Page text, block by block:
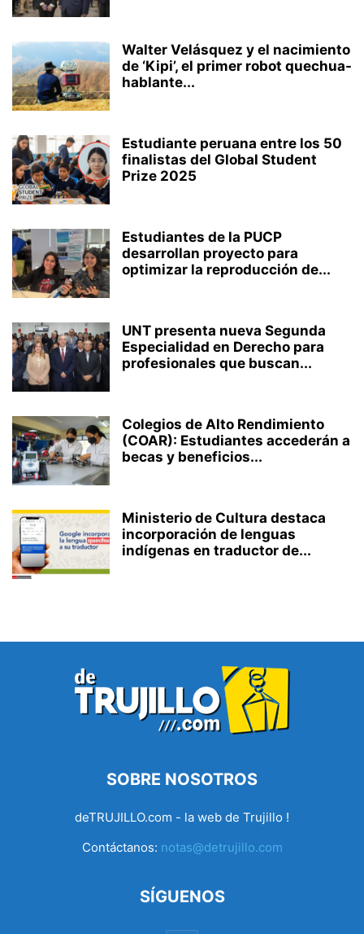
Walter Velásquez y el nacimiento
de ‘Kipi’, el primer robot quechua-
hablante...
Estudiante peruana entre los 50
finalistas del Global Student
Prize 2025
Estudiantes de la PUCP
desarrollan proyecto para
optimizar la reproducción de...
UNT presenta nueva Segunda
Especialidad en Derecho para
profesionales que buscan...
Colegios de Alto Rendimiento
(COAR): Estudiantes accederán a
becas y beneficios...
Ministerio de Cultura destaca
incorporación de lenguas
indígenas en traductor de...
SOBRE NOSOTROS
deTRUJILLO.com - la web de Trujillo !
Contáctanos: notas@detrujillo.com
SÍGUENOS